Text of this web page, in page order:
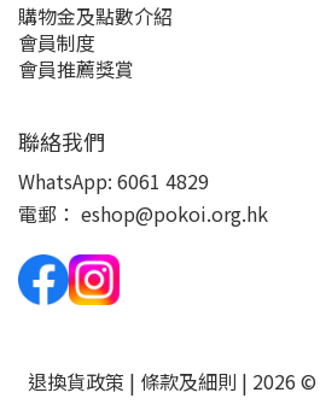
購物金及點數介紹
會員制度
會員推薦獎賞
聯絡我們
WhatsApp: 6061 4829
電郵： eshop@pokoi.org.hk
退換貨政策 | 條款及細則 | 2026 ©